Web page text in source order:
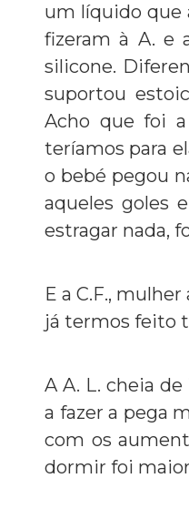
um líquido que
fizeram à A. e
silicone.
suportou
Acho que foi
teríamos para
o bebé pegou
aqueles goles
estragar nada,
E a C.F.,
já termos feito
A A. L. cheia
a fazer a pega
com os
dormir foi